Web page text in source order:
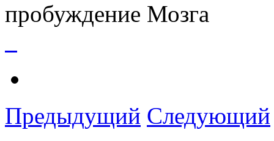
пробуждение Мозга
Предыдущий Следующий